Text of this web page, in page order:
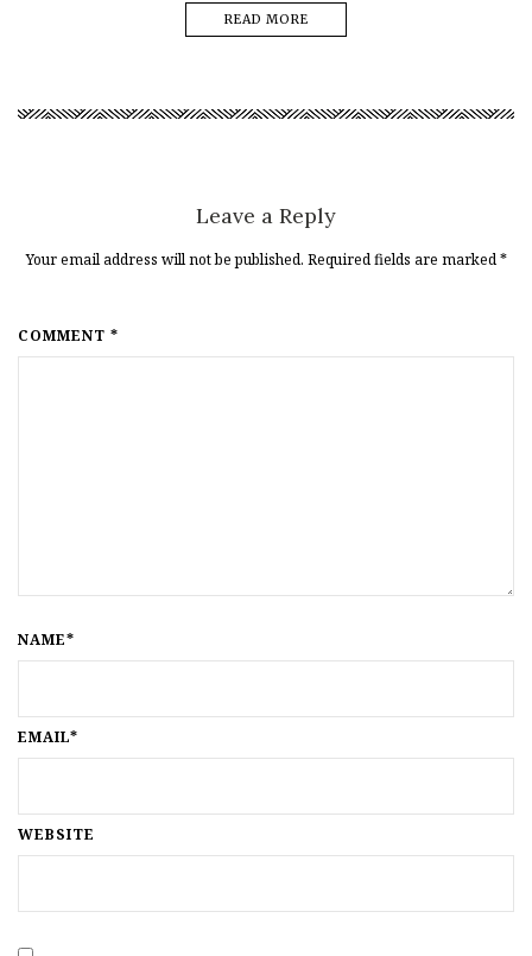
READ MORE
Leave a Reply
Your email address will not be published. Required fields are marked*
COMMENT *
NAME*
EMAIL*
WEBSITE